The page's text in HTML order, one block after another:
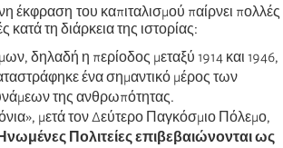
έκφραση του καπιταλισμού παίρνει πολλές
κατά τη διάρκεια της ιστορίας:
δηλαδή η περίοδος μεταξύ 1914 και 1946,
ένα σημαντικό μέρος των
της ανθρωπότητας.
μετά τον Δεύτερο Παγκόσμιο Πόλεμο,
Πολιτείες επιβεβαιώνονται ως